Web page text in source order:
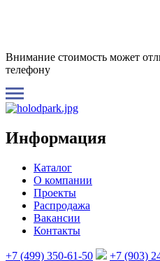
Внимание стоимость может
телефону
Информация
Каталог
О компании
Проекты
Распродажа
Вакансии
Контакты
+7 (499) 350-61-50 +7 (903)